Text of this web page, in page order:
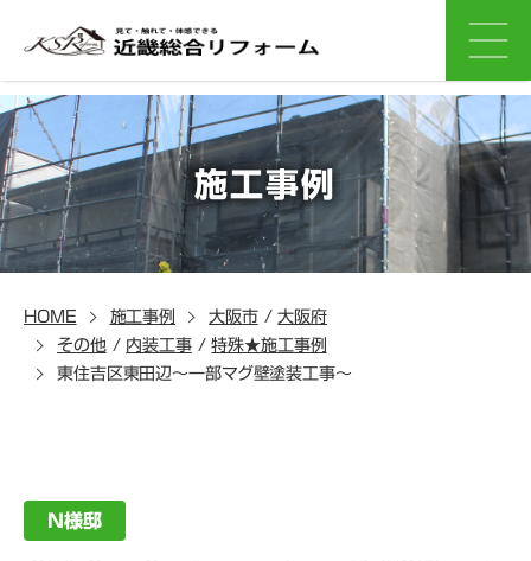
施工事例
HOME 施工事例 大阪市/大阪府
その他/ 内装工事/特殊★施工事例
東住吉区東田辺～一部マグ壁塗装工事～
N様邸